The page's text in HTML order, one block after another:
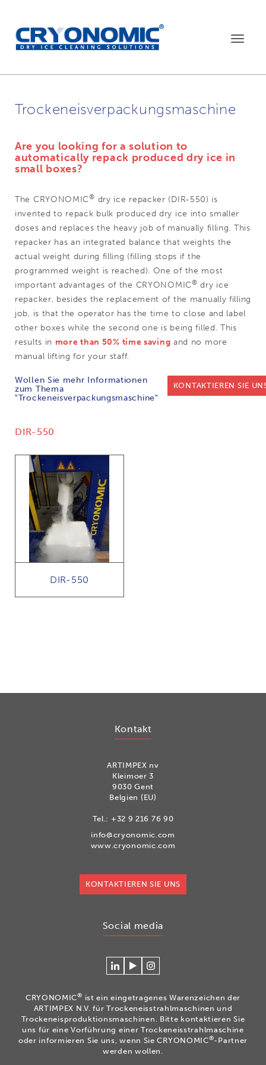
Toggle
Trockeneisverpackungsmaschine
Are you looking for a solution to
automatically repack produced dry ice in
small boxes?
The CRYONOMIC® dry ice repacker (DIR-550) is
invented to repack bulk produced dry ice into smaller
doses and replaces the heavy job of manually filling. This
repacker has an integrated balance that weights the
actual weight during filling (filling stops if the
programmed weight is reached). One of the most
important advantages of the CRYONOMIC® dry ice
repacker, besides the replacement of the manually filling
job, is that the operator has the time to close and label
other boxes while the second one is being filled. This
results in more than 50% time saving and no more
manual lifting for your staff.
Wollen Sie mehr Informationen
zum Thema
"Trockeneisverpackungsmaschine"
KONTAKTIEREN SIE
DIR-550
DIR-550
Kontakt
ARTIMPEX nv
Kleimoer 3
9030 Gent
Belgien (EU)
Tel.: +32 9 216 76 90
info@cryonomic.com
www.cryonomic.com
KONTAKTIEREN SIE UNS
Social media
Verlinken
sich
mit
Cryonomic
auf
Linkedin
Betrachten
unsere
Videos
auf
unserem
Cryonomic
YouTube-
Volg
Instagram
CRYONOMIC® ist ein eingetragenes Warenzeichen der
ARTIMPEX N.V. für Trockeneisstrahlmaschinen und
Trockeneisproduktionsmaschinen. Bitte kontaktieren Sie
uns für eine Vorführung einer Trockeneisstrahlmaschine
oder informieren Sie uns, wenn Sie CRYONOMIC®-Partner
werden wollen.